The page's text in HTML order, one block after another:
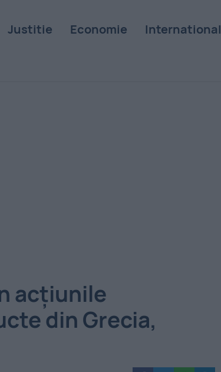
Justitie Economie International
acţiunile
din Grecia,